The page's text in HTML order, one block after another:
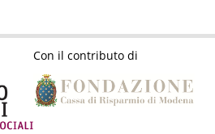
Con il contributo di